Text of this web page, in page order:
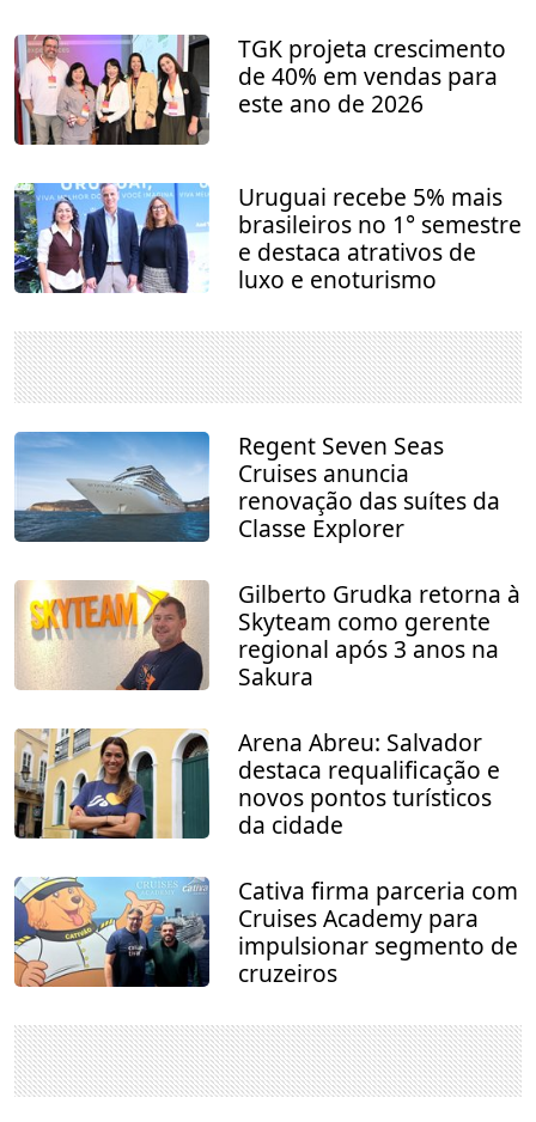
TGK projeta crescimento
de 40% em vendas para
este ano de 2026
Uruguai recebe 5% mais
brasileiros no 1° semestre
e destaca atrativos de
luxo e enoturismo
Regent Seven Seas
Cruises anuncia
renovação das suítes da
Classe Explorer
Gilberto Grudka retorna à
Skyteam como gerente
regional após 3 anos na
Sakura
Arena Abreu: Salvador
destaca requalificação e
novos pontos turísticos
da cidade
Cativa firma parceria com
Cruises Academy para
impulsionar segmento de
cruzeiros